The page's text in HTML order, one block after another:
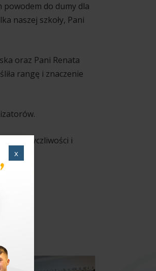
x
powodem do dumy dla
naszej szkoły, Pani
oraz Pani Renata
rangę i znaczenie
życzliwości i